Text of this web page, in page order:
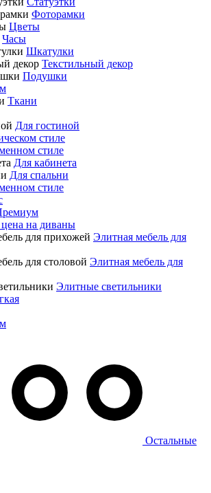
Фоторамки
Цветы
Часы
Шкатулки
Текстильный декор
Подушки
Ткани
Для гостиной
стиле
стиле
Для кабинета
Для спальни
стиле
на диваны
Элитная мебель для
Элитная мебель для
Элитные светильники
Остальные